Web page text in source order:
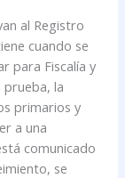
al Registro
cuando se
para Fiscalía y
prueba, la
primarios y
a una
comunicado
se